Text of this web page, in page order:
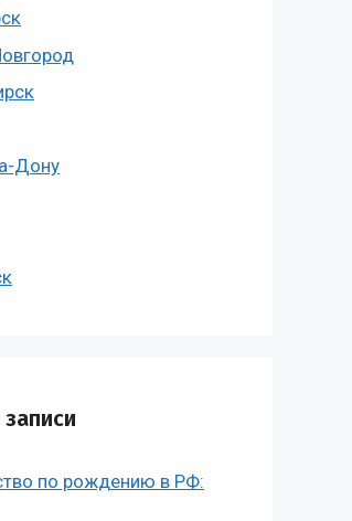
Дону
по рождению в РФ: